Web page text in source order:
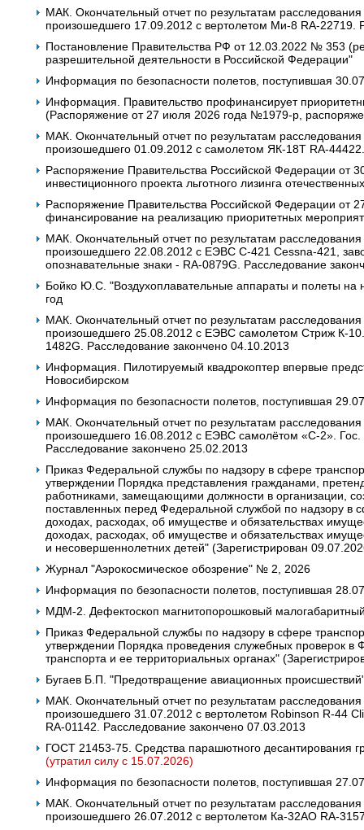
МАК. Окончательный отчет по результатам
произошедшего 17.09.2012 с вертолетом Ми-8 RA-22719.
Постановление Правительства РФ от 12.03.2022 № 353
разрешительной деятельности в Российской Федерации"
Информация по безопасности полетов, поступившая
Информация. Правительство профинансирует
(Распоряжение от 27 июля 2026 года №1979-р,
МАК. Окончательный отчет по результатам
произошедшего 01.09.2012 с самолетом ЯК-18Т RA-
Распоряжение Правительства Российской Федерации от
инвестиционного проекта льготного лизинга
Распоряжение Правительства Российской Федерации
финансирование на реализацию приоритетных
МАК. Окончательный отчет по результатам
произошедшего 22.08.2012 с ЕЭВС C-421 Cessna-421,
опознавательные знаки - RA-0879G. Расследование
Бойко Ю.С. "Воздухоплавательные аппараты и полеты на
год
МАК. Окончательный отчет по результатам
произошедшего 25.08.2012 с ЕЭВС самолетом Стриж К-10.
1482G. Расследование закончено 04.10.2013
Информация. Пилотируемый квадрокоптер впервые
Новосибирском
Информация по безопасности полетов, поступившая
МАК. Окончательный отчет по результатам
произошедшего 16.08.2012 с ЕЭВС самолётом «С-2». Гос.
Расследование закончено 25.02.2013
Приказ Федеральной службы по надзору в сфере
утверждении Порядка представления гражданами,
работниками, замещающими должности в организации,
поставленных перед Федеральной службой по надзору в
доходах, расходах, об имуществе и обязательствах
доходах, расходах, об имуществе и обязательствах
и несовершеннолетних детей" (Зарегистрирован
Журнал "Аэрокосмическое обозрение" № 2, 2026
Информация по безопасности полетов, поступившая
МДМ-2. Дефектоскоп магнитопорошковый
Приказ Федеральной службы по надзору в сфере
утверждении Порядка проведения служебных проверок
транспорта и ее территориальных органах"
Бугаев Б.П. "Предотвращение авиационных
МАК. Окончательный отчет по результатам
произошедшего 31.07.2012 с вертолетом Robinson R-44
RA-01142. Расследование закончено 07.03.2013
ГОСТ 21453-75. Средства парашютного десантирования
(утратил силу с 15.07.2026)
Информация по безопасности полетов, поступившая
МАК. Окончательный отчет по результатам
произошедшего 26.07.2012 с вертолетом Ка-32АО RA-